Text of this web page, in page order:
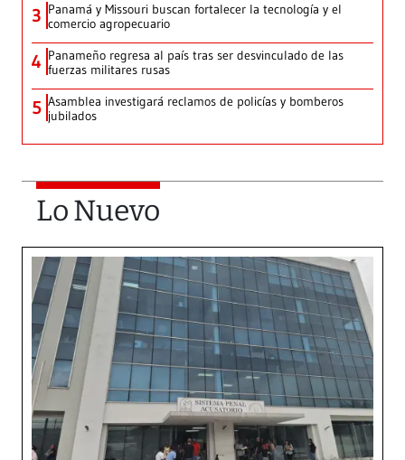
3 Panamá y Missouri buscan fortalecer la tecnología y el
comercio agropecuario
4 Panameño regresa al país tras ser desvinculado de las
fuerzas militares rusas
5 Asamblea investigará reclamos de policías y bomberos
jubilados
Lo Nuevo